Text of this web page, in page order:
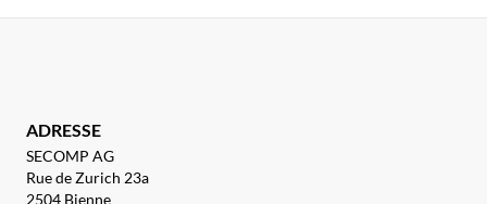
ADRESSE
SECOMP AG
Rue de Zurich 23a
2504 Bienne